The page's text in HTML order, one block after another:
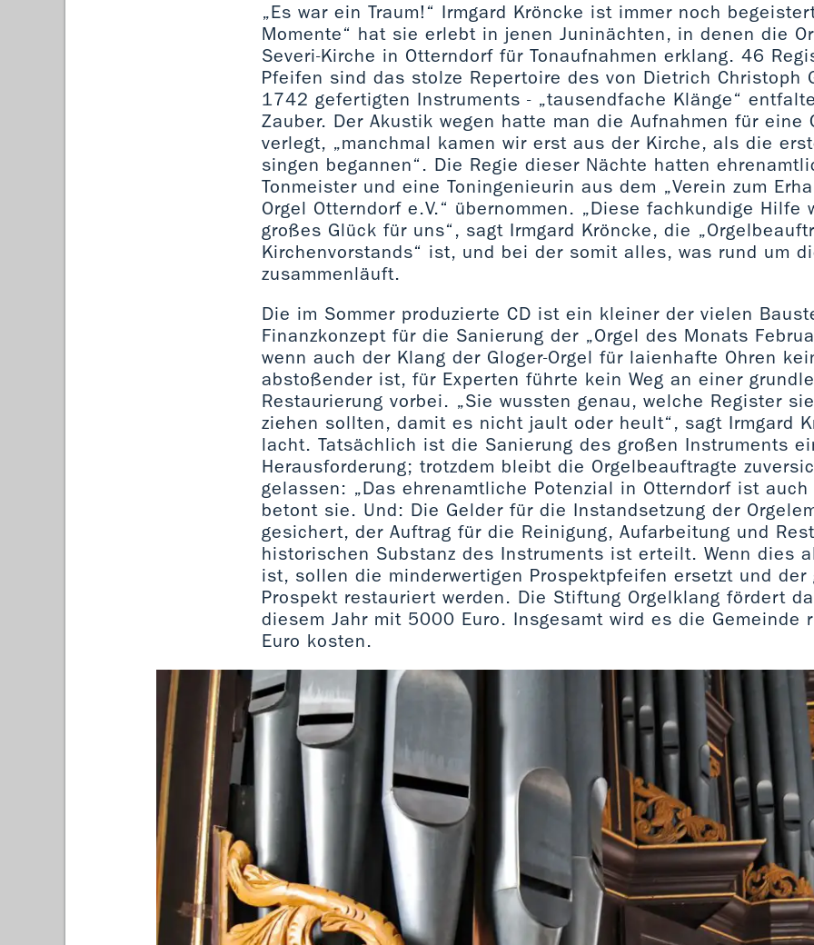
„Es war ein Traum!“ Irmgard Kröncke ist immer noch
Momente“ hat sie erlebt in jenen Juninächten, in denen die
Severi-Kirche in Otterndorf für Tonaufnahmen erklang. 46
Pfeifen sind das stolze Repertoire des von Dietrich Christoph
1742 gefertigten Instruments - „tausendfache Klänge“
Zauber. Der Akustik wegen hatte man die Aufnahmen für eine
verlegt, „manchmal kamen wir erst aus der Kirche, als die
singen begannen“. Die Regie dieser Nächte hatten
Tonmeister und eine Toningenieurin aus dem „Verein zum
Orgel Otterndorf e.V.“ übernommen. „Diese fachkundige Hilfe
großes Glück für uns“, sagt Irmgard Kröncke, die
Kirchenvorstands“ ist, und bei der somit alles, was rund um
zusammenläuft.
Die im Sommer produzierte CD ist ein kleiner der vielen
Finanzkonzept für die Sanierung der „Orgel des Monats
wenn auch der Klang der Gloger-Orgel für laienhafte Ohren
abstoßender ist, für Experten führte kein Weg an einer
Restaurierung vorbei. „Sie wussten genau, welche Register
ziehen sollten, damit es nicht jault oder heult“, sagt Irmgard
lacht. Tatsächlich ist die Sanierung des großen Instruments
Herausforderung; trotzdem bleibt die Orgelbeauftragte
gelassen: „Das ehrenamtliche Potenzial in Otterndorf ist auch
betont sie. Und: Die Gelder für die Instandsetzung der
gesichert, der Auftrag für die Reinigung, Aufarbeitung und
historischen Substanz des Instruments ist erteilt. Wenn dies
ist, sollen die minderwertigen Prospektpfeifen ersetzt und der
Prospekt restauriert werden. Die Stiftung Orgelklang fördert
diesem Jahr mit 5000 Euro. Insgesamt wird es die Gemeinde
Euro kosten.